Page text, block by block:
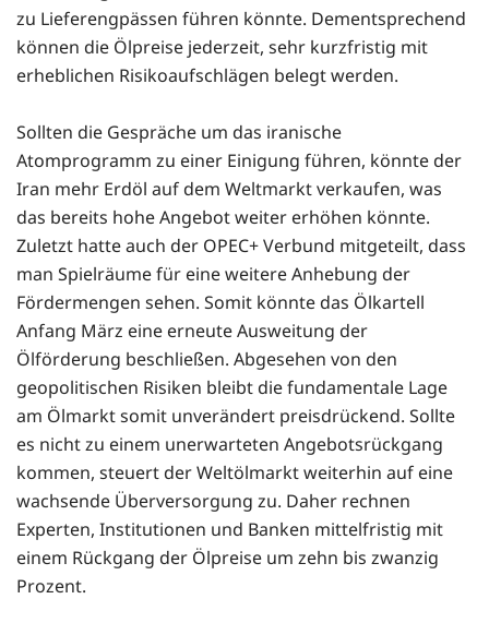
zu Lieferengpässen führen könnte. Dementsprechend
können die Ölpreise jederzeit, sehr kurzfristig mit
erheblichen Risikoaufschlägen belegt werden.
Sollten die Gespräche um das iranische
Atomprogramm zu einer Einigung führen, könnte der
Iran mehr Erdöl auf dem Weltmarkt verkaufen, was
das bereits hohe Angebot weiter erhöhen könnte.
Zuletzt hatte auch der OPEC+ Verbund mitgeteilt, dass
man Spielräume für eine weitere Anhebung der
Fördermengen sehen. Somit könnte das Ölkartell
Anfang März eine erneute Ausweitung der
Ölförderung beschließen. Abgesehen von den
geopolitischen Risiken bleibt die fundamentale Lage
am Ölmarkt somit unverändert preisdrückend. Sollte
es nicht zu einem unerwarteten Angebotsrückgang
kommen, steuert der Weltölmarkt weiterhin auf eine
wachsende Überversorgung zu. Daher rechnen
Experten, Institutionen und Banken mittelfristig mit
einem Rückgang der Ölpreise um zehn bis zwanzig
Prozent.